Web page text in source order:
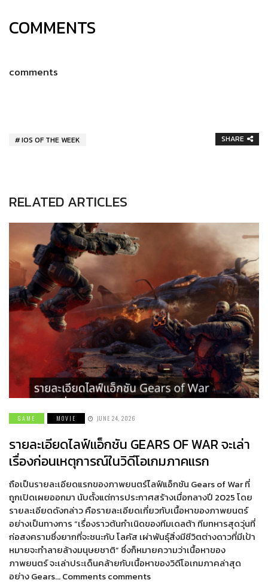
COMMENTS
comments
IOS OF THE WEEK SHARE
RELATED ARTICLES
GAME MOVIE JUNE 24, 2026
รายละเอียดไลฟ์แอ็กชัน GEARS OF WAR จะเล่า
เรื่องก่อนเหตุการณ์ในวิดีโอเกมภาคแรก
ถือเป็นรายละเอียดแรกของภาพยนตร์ไลฟ์แอ็กชัน Gears of War ที่
ถูกเปิดเผยออกมา นับตั้งแต่การประกาศสร้างเมื่อกลางปี 2025 โดย
รายละเอียดดังกล่าว คือรายละเอียดเกี่ยวกับเนื้อหาของภาพยนตร์
อย่างเป็นทางการ “เรื่องราวต้นกำเนิดของทีมเดลต้า ทีมทหารสุดวุ่นที่
ก่อสงครามซึ่งยากที่จะชนะกับ โลคัส เผ่าพันธุ์สิ่งมีชีวิตต่างดาวที่มีเป้า
หมายจะทำลายล้างมนุษยชาติ” ซึ่งก็หมายความว่าเนื้อหาของ
ภาพยนตร์ จะเล่าประเด็นคล้ายกับเนื้อหาของวิดีโอเกมภาคล่าสุด
อย่าง Gears… Comments comments